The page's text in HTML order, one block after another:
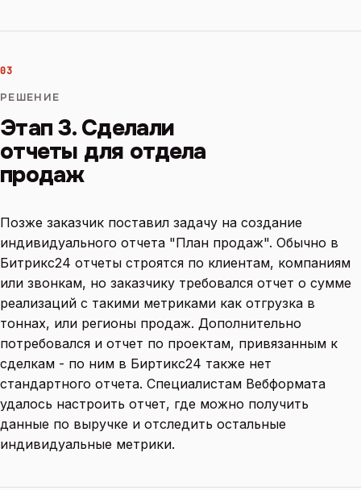
03
РЕШЕНИЕ
Этап 3. Сделали
отчеты для отдела
продаж
Позже заказчик поставил задачу на создание
индивидуального отчета "План продаж". Обычно в
Битрикс24 отчеты строятся по клиентам, компаниям
или звонкам, но заказчику требовался отчет о сумме
реализаций с такими метриками как отгрузка в
тоннах, или регионы продаж. Дополнительно
потребовался и отчет по проектам, привязанным к
сделкам - по ним в Биртикс24 также нет
стандартного отчета. Специалистам Вебформата
удалось настроить отчет, где можно получить
данные по выручке и отследить остальные
индивидуальные метрики.